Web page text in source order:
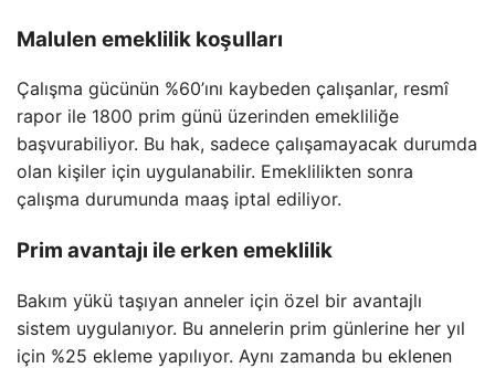
Malulen emeklilik koşulları
Çalışma gücünün %60’ını kaybeden çalışanlar, resmî
rapor ile 1800 prim günü üzerinden emekliliğe
başvurabiliyor. Bu hak, sadece çalışamayacak durumda
olan kişiler için uygulanabilir. Emeklilikten sonra
çalışma durumunda maaş iptal ediliyor.
Prim avantajı ile erken emeklilik
Bakım yükü taşıyan anneler için özel bir avantajlı
sistem uygulanıyor. Bu annelerin prim günlerine her yıl
için %25 ekleme yapılıyor. Aynı zamanda bu eklenen